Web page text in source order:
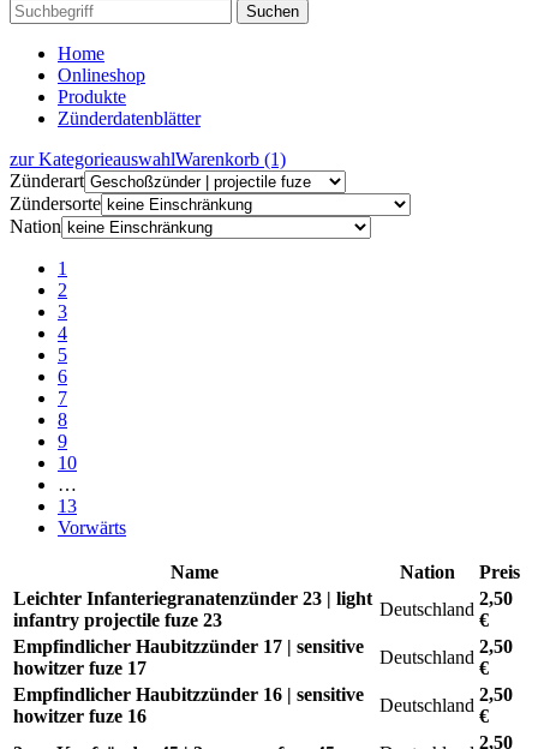
Suchen
Home
Onlineshop
Produkte
Zünderdatenblätter
zur KategorieauswahlWarenkorb (1)
Zünderart
Zündersorte
Nation
1
2
3
4
5
6
7
8
9
10
…
13
Vorwärts
Name Nation
Preis
Leichter Infanteriegranatenzünder 23 | light
infantry projectile fuze 23
Deutschland
2,50
€
Empfindlicher Haubitzzünder 17 | sensitive
howitzer fuze 17
Deutschland
2,50
€
Empfindlicher Haubitzzünder 16 | sensitive
howitzer fuze 16
Deutschland
2,50
€
2,50